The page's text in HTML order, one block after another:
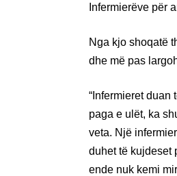
Infermierëve për
Nga kjo shoqatë
dhe më pas
“Infermieret
paga e ulët, ka
veta. Një
duhet të kujdeset
ende nuk kemi